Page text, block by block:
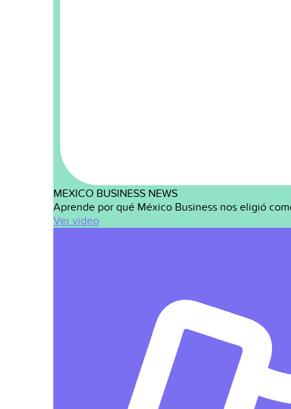
MEXICO BUSINESS NEWS
Aprende por qué México Business nos eligió
Ver video